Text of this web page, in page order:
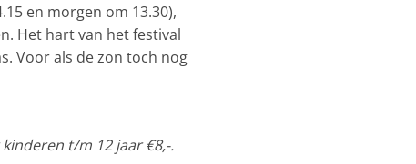
en morgen om 13.30),
Het hart van het festival
Voor als de zon toch nog
t/m 12 jaar €8,-.